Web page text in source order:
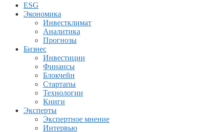
ESG
Экономика
Инвестклимат
Аналитика
Прогнозы
Бизнес
Инвестиции
Финансы
Блокчейн
Стартапы
Технологии
Книги
Эксперты
Экспертное мнение
Интервью